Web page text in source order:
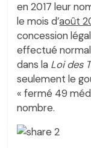
en 2017 leur
le mois d’août
concession
effectué
dans la Loi des
seulement le
« fermé 49
nombre.